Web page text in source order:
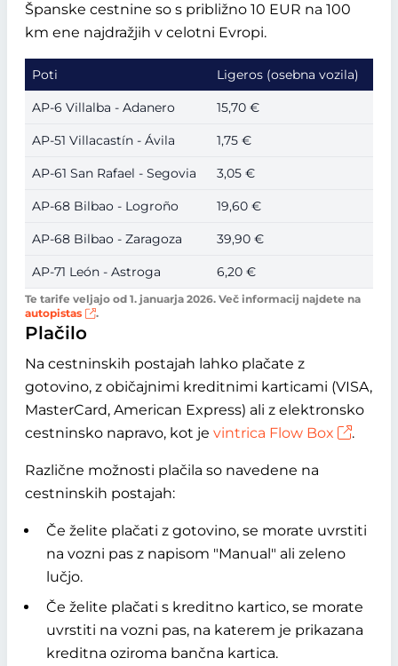
Španske cestnine so s približno 10 EUR na 100
km ene najdražjih v celotni Evropi.
Te tarife veljajo od 1. januarja 2026. Več informacij najdete na
autopistas
.
Poti Ligeros (osebna vozila)
AP-6 Villalba - Adanero 15,70 €
AP-51 Villacastín - Ávila 1,75 €
AP-61 San Rafael - Segovia 3,05 €
AP-68 Bilbao - Logroño 19,60 €
AP-68 Bilbao - Zaragoza 39,90 €
AP-71 León - Astroga 6,20 €
Plačilo
Na cestninskih postajah lahko plačate z
gotovino, z običajnimi kreditnimi karticami (VISA,
MasterCard, American Express) ali z elektronsko
cestninsko napravo, kot je vintrica Flow Box .
Različne možnosti plačila so navedene na
cestninskih postajah:
Če želite plačati z gotovino, se morate uvrstiti
na vozni pas z napisom "Manual" ali zeleno
lučjo.
Če želite plačati s kreditno kartico, se morate
uvrstiti na vozni pas, na katerem je prikazana
kreditna oziroma bančna kartica.